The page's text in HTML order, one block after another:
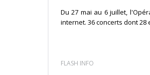
Du 27 mai au 6 juillet,
internet. 36 concerts dont
FLASH INFO